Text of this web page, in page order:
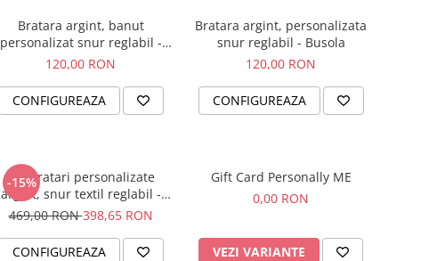
Bratara argint, banut
personalizat snur reglabil -
Simbol Unconditional Love
120,00 RON
CONFIGUREAZA
Bratara argint, personalizata
snur reglabil - Busola
120,00 RON
CONFIGUREAZA
-15%
Set bratari personalizate
argint, snur textil reglabil -
Family
469,00 RON398,65 RON
CONFIGUREAZA
Gift Card Personally ME
0,00 RON
VEZI VARIANTE